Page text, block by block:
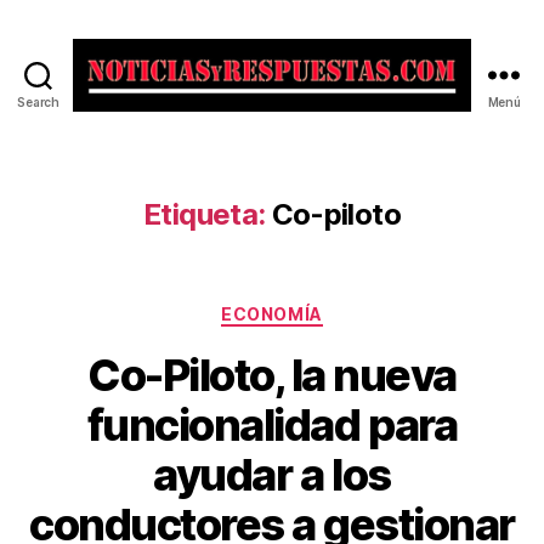
Search Menú
Etiqueta: Co-piloto
Categorías
ECONOMÍA
Co-Piloto, la nueva
funcionalidad para
ayudar a los
conductores a gestionar